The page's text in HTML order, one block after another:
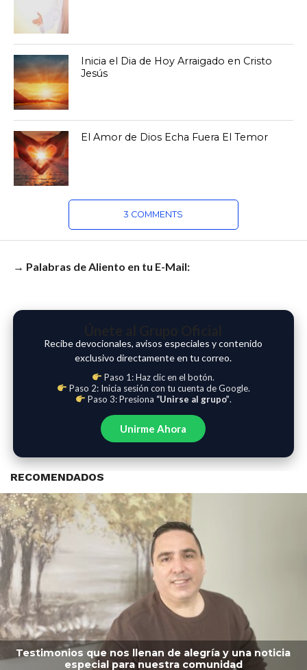
Inicia el Dia de Hoy Arraigado en Cristo
Jesús
El Amor de Dios Echa Fuera El Temor
3 COMMENTS
→ Palabras de Aliento en tu E-Mail:
Recibe devocionales, avisos especiales y contenido
exclusivo directamente en tu correo.
Paso 1: Haz clic en el botón.
Paso 2: Inicia sesión con tu cuenta de Google.
Paso 3: Presiona “Unirse al grupo”.
Unirme Ahora
RECOMENDADOS
Testimonios que nos llenan de alegría y una noticia
especial para nuestra comunidad